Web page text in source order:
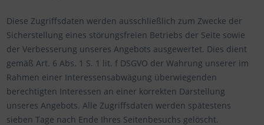
Diese Zugriffsdaten werden ausschließlich zum Zwecke der
Sicherstellung eines störungsfreien Betriebs der Seite sowie
der Verbesserung unseres Angebots ausgewertet. Dies dient
gemäß Art. 6 Abs. 1 S. 1 lit. f DSGVO der Wahrung unserer im
Rahmen einer Interessensabwägung überwiegenden
berechtigten Interessen an einer korrekten Darstellung
unseres Angebots. Alle Zugriffsdaten werden spätestens
sieben Tage nach Ende Ihres Seitenbesuchs gelöscht.